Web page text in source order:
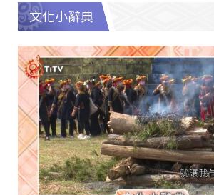
文化小辭典